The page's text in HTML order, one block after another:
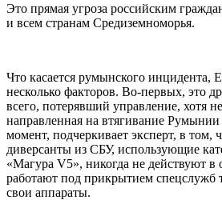
Это прямая угроза российским
и всем странам Средиземноморья.
Что касается румынского инцидента,
несколько факторов. Во-первых, это
всего, потерявший управление, хотя
направленная на втягивание
момент, подчеркивает эксперт, в том,
диверсанты из СБУ, использующие
«Магура V5», никогда не действуют в
работают под прикрытием спецслужб
свои аппараты.